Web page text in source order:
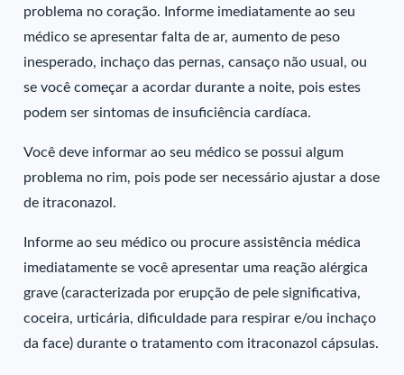
problema no coração. Informe imediatamente ao seu
médico se apresentar falta de ar, aumento de peso
inesperado, inchaço das pernas, cansaço não usual, ou
se você começar a acordar durante a noite, pois estes
podem ser sintomas de insuficiência cardíaca.
Você deve informar ao seu médico se possui algum
problema no rim, pois pode ser necessário ajustar a dose
de itraconazol.
Informe ao seu médico ou procure assistência médica
imediatamente se você apresentar uma reação alérgica
grave (caracterizada por erupção de pele significativa,
coceira, urticária, dificuldade para respirar e/ou inchaço
da face) durante o tratamento com itraconazol cápsulas.